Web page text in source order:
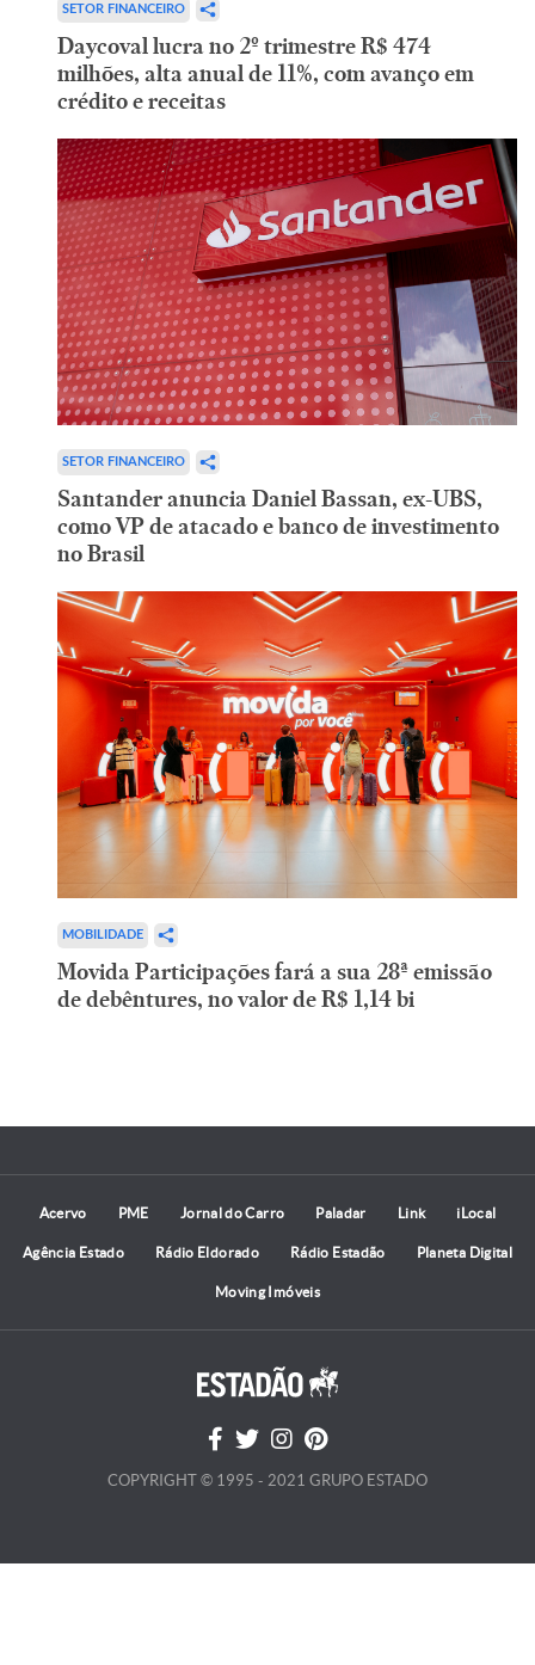
SETOR FINANCEIRO
Daycoval lucra no 2º trimestre R$ 474
milhões, alta anual de 11%, com avanço em
crédito e receitas
SETOR FINANCEIRO
Santander anuncia Daniel Bassan, ex-UBS,
como VP de atacado e banco de investimento
no Brasil
MOBILIDADE
Movida Participações fará a sua 28ª emissão
de debêntures, no valor de R$ 1,14 bi
Acervo PME Jornal do Carro Paladar Link iLocal
Agência Estado Rádio Eldorado Rádio Estadão Planeta Digital
Moving Imóveis
COPYRIGHT © 1995 - 2021 GRUPO ESTADO